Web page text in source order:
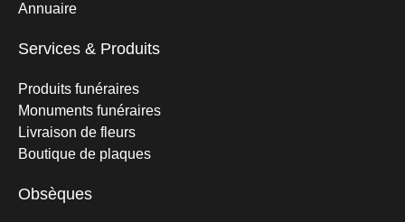
Annuaire
Services & Produits
Produits funéraires
Monuments funéraires
Livraison de fleurs
Boutique de plaques
Obsèques